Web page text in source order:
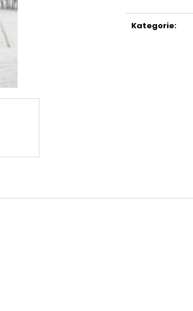
cena:
Kategorie:
Kč
2